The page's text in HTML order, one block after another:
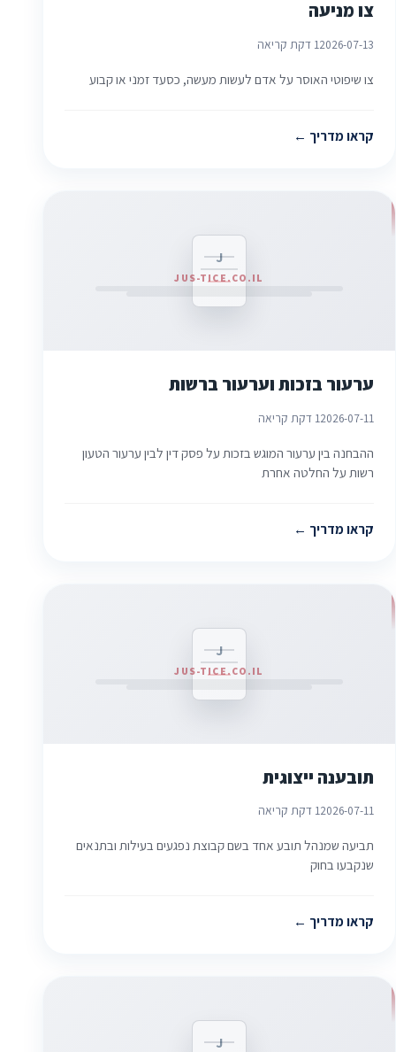
צו מניעה
2026-07-131 דקת קריאה
צו שיפוטי האוסר על אדם לעשות מעשה, כסעד זמני או קבוע
קראו מדריך
J
JUS-TICE.CO.IL
ערעור בזכות וערעור ברשות
2026-07-111 דקת קריאה
ההבחנה בין ערעור המוגש בזכות על פסק דין לבין ערעור הטעון
רשות על החלטה אחרת
קראו מדריך
J
JUS-TICE.CO.IL
תובענה ייצוגית
2026-07-111 דקת קריאה
תביעה שמנהל תובע אחד בשם קבוצת נפגעים בעילות ובתנאים
שנקבעו בחוק
קראו מדריך
J